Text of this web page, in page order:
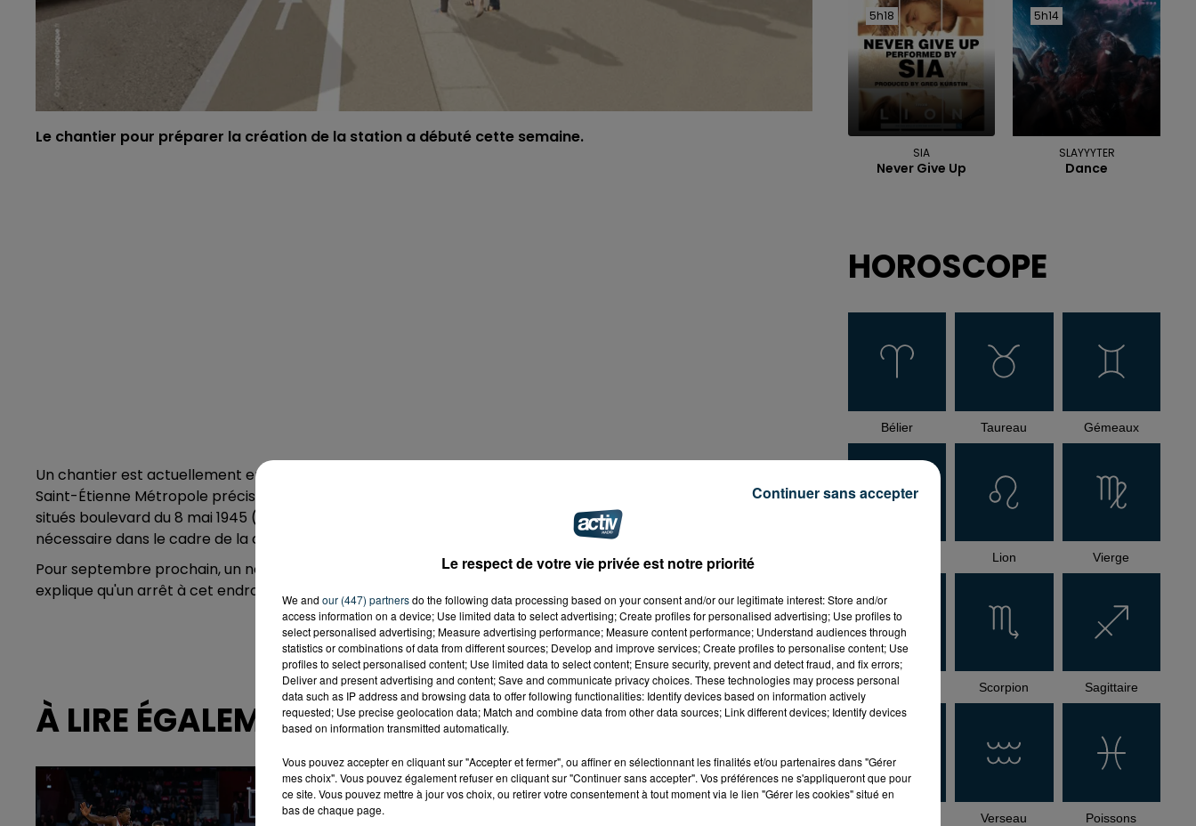
Le chantier pour préparer la création de la station a débuté cette semaine.
Un chantier est actuellement entrepris dans le quartier du Soleil, à Saint-Étienne. Dans une lettre "Info travaux",
Saint-Étienne Métropole précise que la collectivité va procéder à la transplantation préalable de 4 arbres
situés boulevard du 8 mai 1945 (ndlr, ces derniers seront replantés dans un square rénové). Une opération
nécessaire dans le cadre de la création d'une nouvelle station de tramway sur la ligne T3.
Pour septembre prochain, un nouveau quai sera créé et une station verra le jour à proximité de l'AFPA. La STAS
explique qu'un arrêt à cet endroit était déjà évoqué lors des ébauches du tracé initial de la ligne T3.
À LIRE ÉGALEMENT
5h18
5h18
SIA
Never Give Up
5h14
5h14
SLAYYYTER
Dance
HOROSCOPE
Bélier Taureau Gémeaux
Lion Vierge
Balance Scorpion Sagittaire
Verseau Poissons
Le respect de votre vie privée est notre priorité
We and our (447) partnersdo the following data processing based on your consent and/or our legitimate interest: Store and/or
access information on a device; Use limited data to select advertising; Create profiles for personalised advertising; Use profiles to
select personalised advertising; Measure advertising performance; Measure content performance; Understand audiences through
statistics or combinations of data from different sources; Develop and improve services; Create profiles to personalise content; Use
profiles to select personalised content; Use limited data to select content; Ensure security, prevent and detect fraud, and fix errors;
Deliver and present advertising and content; Save and communicate privacy choices. These technologies may process personal
data such as IP address and browsing data to offer following functionalities: Identify devices based on information actively
requested; Use precise geolocation data; Match and combine data from other data sources; Link different devices; Identify devices
based on information transmitted automatically.
Vous pouvez accepter en cliquant sur "Accepter et fermer", ou affiner en sélectionnant les finalités et/ou partenaires dans "Gérer
mes choix". Vous pouvez également refuser en cliquant sur "Continuer sans accepter". Vos préférences ne s'appliqueront que pour
ce site. Vous pouvez mettre à jour vos choix, ou retirer votre consentement à tout moment via le lien "Gérer les cookies" situé en
bas de chaque page.
Continuer sans accepter